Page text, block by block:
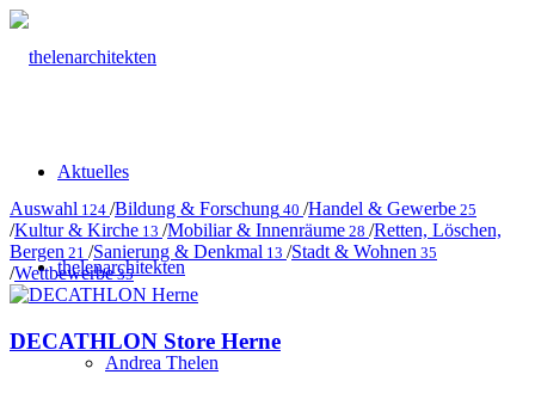
Aktuelles
thelenarchitekten
Andrea Thelen
Auswahl 124 /Bildung & Forschung 40 /Handel & Gewerbe 25
/Kultur & Kirche 13 /Mobiliar & Innenräume 28 /Retten, Löschen,
Bergen 21 /Sanierung & Denkmal 13 /Stadt & Wohnen 35
/Wettbewerbe35
DECATHLON Store Herne